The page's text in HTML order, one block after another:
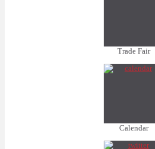
Trade Fair
Calendar